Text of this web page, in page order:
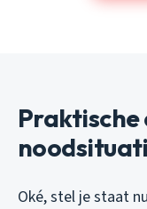
Praktische
Oké, stel je staat